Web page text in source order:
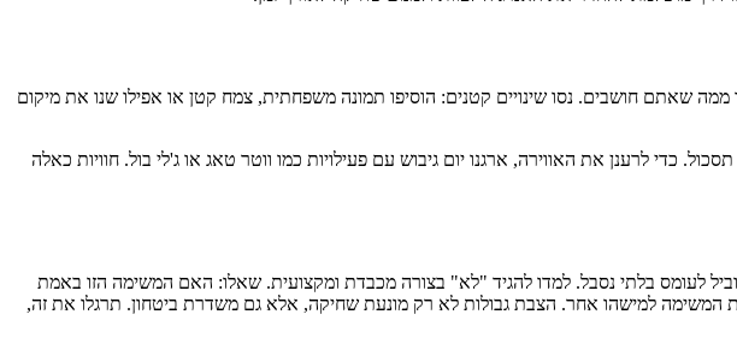
שאתם חושבים. נסו שינויים קטנים: הוסיפו תמונה משפחתית, צמח קטן או אפילו שנו את מיקום
כדי לרענן את האווירה, ארגנו יום גיבוש עם פעילויות כמו ווטר טאג או ג'לי בול. חוויות כאלה
לעומס בלתי נסבל. למדו להגיד "לא" בצורה מכבדת ומקצועית. שאלו: האם המשימה הזו באמת
את המשימה למישהו אחר. הצבת גבולות לא רק מונעת שחיקה, אלא גם משדרת ביטחון. תרגלו את זה,